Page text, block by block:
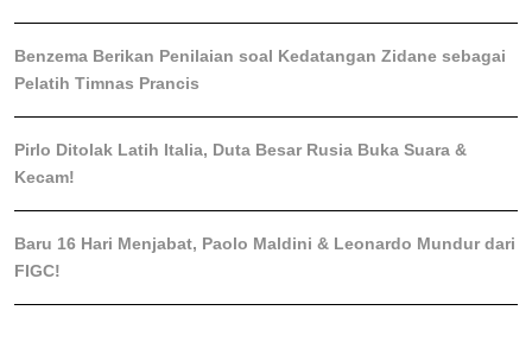
Benzema Berikan Penilaian soal Kedatangan Zidane sebagai
Pelatih Timnas Prancis
Pirlo Ditolak Latih Italia, Duta Besar Rusia Buka Suara &
Kecam!
Baru 16 Hari Menjabat, Paolo Maldini & Leonardo Mundur dari
FIGC!